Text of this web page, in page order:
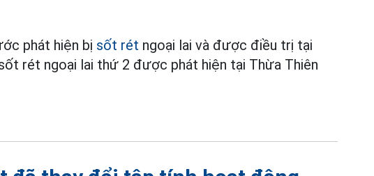
phát hiện bị sốt rét ngoại lai và được điều trị tại
rét ngoại lai thứ 2 được phát hiện tại Thừa Thiên